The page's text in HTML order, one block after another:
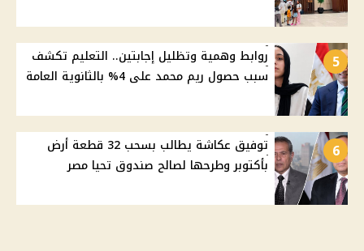
5
روابط وهمية وتظليل إجابتين.. التعليم تكشف
سبب حصول ريم محمد على 4% بالثانوية العامة
6
توفيق عكاشة يطالب بسحب 32 قطعة أرض
بأكتوبر وطرحها لصالح صندوق تحيا مصر